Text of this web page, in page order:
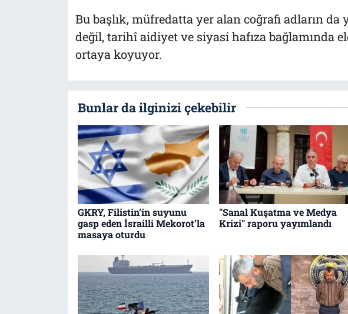
Bu başlık, müfredatta yer alan coğrafi adların
değil, tarihî aidiyet ve siyasi hafıza bağlamında
ortaya koyuyor.
Bunlar da ilginizi çekebilir
GKRY, Filistin’in suyunu
gasp eden İsrailli Mekorot’la
masaya oturdu
"Sanal Kuşatma ve Medya
Krizi" raporu yayımlandı